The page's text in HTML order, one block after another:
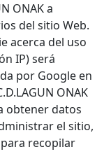
ONAK a
del sitio Web.
acerca del uso
IP) será
por Google en
ONAK
obtener datos
el sitio,
recopilar